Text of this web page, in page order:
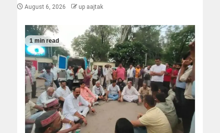
August 6, 2026 up aajtak
1 min read